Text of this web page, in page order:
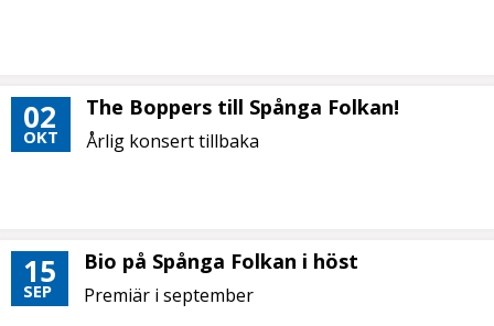
02
OKT
The Boppers till Spånga Folkan!
Årlig konsert tillbaka
15
SEP
Bio på Spånga Folkan i höst
Premiär i september